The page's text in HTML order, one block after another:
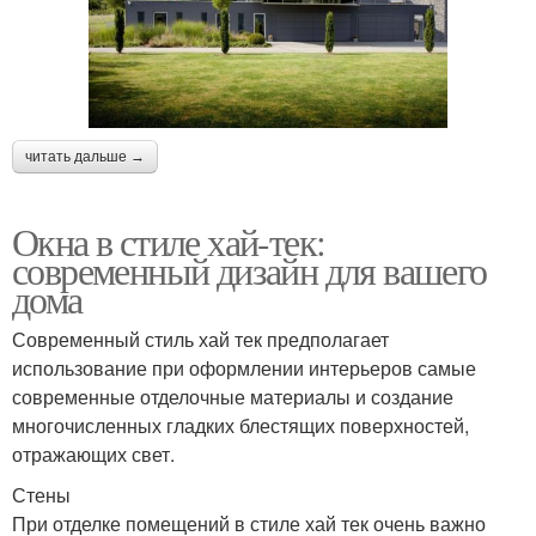
читать дальше →
Окна в стиле хай-тек:
современный дизайн для вашего
дома
Современный стиль хай тек предполагает
использование при оформлении интерьеров самые
современные отделочные материалы и создание
многочисленных гладких блестящих поверхностей,
отражающих свет.
Стены
При отделке помещений в стиле хай тек очень важно